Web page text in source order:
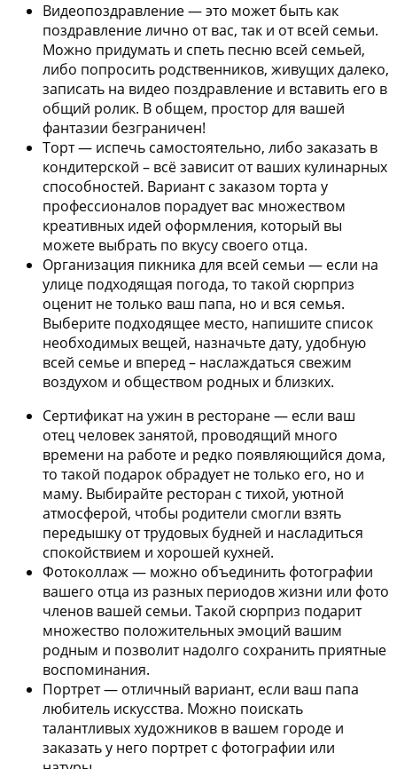
Видеопоздравление —это может быть как
поздравление лично от вас, так и от всей семьи.
Можно придумать и спеть песню всей семьей,
либо попросить родственников, живущих далеко,
записать на видео поздравление и вставить его в
общий ролик. В общем, простор для вашей
фантазии безграничен!
Торт — испечь самостоятельно, либо заказать в
кондитерской – всё зависит от ваших кулинарных
способностей. Вариант с заказом торта у
профессионалов порадует вас множеством
креативных идей оформления, который вы
можете выбрать по вкусу своего отца.
Организация пикника для всей семьи — если на
улице подходящая погода, то такой сюрприз
оценит не только ваш папа, но и вся семья.
Выберите подходящее место, напишите список
необходимых вещей, назначьте дату, удобную
всей семье и вперед – наслаждаться свежим
воздухом и обществом родных и близких.
Сертификат на ужин в ресторане — если ваш
отец человек занятой, проводящий много
времени на работе и редко появляющийся дома,
то такой подарок обрадует не только его, но и
маму. Выбирайте ресторан с тихой, уютной
атмосферой, чтобы родители смогли взять
передышку от трудовых будней и насладиться
спокойствием и хорошей кухней.
Фотоколлаж — можно объединить фотографии
вашего отца из разных периодов жизни или фото
членов вашей семьи. Такой сюрприз подарит
множество положительных эмоций вашим
родным и позволит надолго сохранить приятные
воспоминания.
Портрет — отличный вариант, если ваш папа
любитель искусства. Можно поискать
талантливых художников в вашем городе и
заказать у него портрет с фотографии или